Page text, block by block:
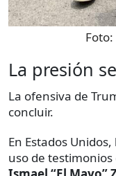
Foto:
La presión
La ofensiva de
concluir.
En Estados
uso de testimonios